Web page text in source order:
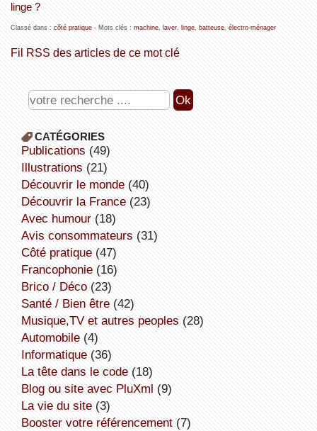
linge ?
Classé dans : côté pratique- Mots clés : machine, laver, linge, batteuse, électro-ménager
Fil RSS des articles de ce mot clé
CATÉGORIES
publications (49)
illustrations (21)
découvrir le monde(40)
découvrir la France(23)
avec humour(18)
avis consommateurs (31)
côté pratique(47)
Francophonie(16)
Brico / Déco(23)
Santé / Bien être(42)
Musique,TV et autres peoples (28)
Automobile(4)
informatique(36)
la tête dans le code(18)
Blog ou site avec PluXml (9)
la vie du site(3)
booster votre référencement(7)